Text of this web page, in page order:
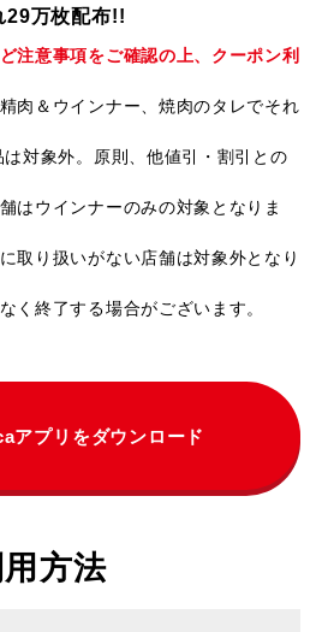
29万枚配布!!
注意事項をご確認の上、クーポン利
肉＆ウインナー、焼肉のタレでそれ
対象外。原則、他値引・割引との
はウインナーのみの対象となりま
取り扱いがない店舗は対象外となり
く終了する場合がございます。
アプリをダウンロード
方法